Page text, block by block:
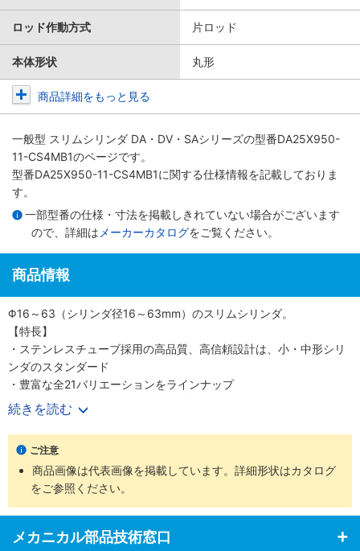
ロッド作動方式 片ロッド
本体形状 丸形
商品詳細をもっと見る
一般型 スリムシリンダ DA・DV・SAシリーズの型番DA25X950-
11-CS4MB1のページです。
型番DA25X950-11-CS4MB1に関する仕様情報を記載しておりま
す。
一部型番の仕様・寸法を掲載しきれていない場合がございます
ので、詳細は メーカーカタログをご覧ください。
商品情報
Φ16～63（シリンダ径16～63mm）のスリムシリンダ。
【特長】
・ステンレスチューブ採用の高品質、高信頼設計は、小・中形シリ
ンダのスタンダード
・豊富な全21バリエーションをラインナップ
・700mm/s（Φ50、 63（シリンダ径50、63mm）は500mm/s）
の高速作動に対応
・耐久性のあるピストンパッキンを採用
・センサスイッチの後付けが可能
・高い取付け精度と簡単な取付作業
【用途】
・あらゆる業界の空気圧機器や生産ラインに対応
続きを読む
ご注意
商品画像は代表画像を掲載しています。詳細形状はカタログ
をご参照ください。
メカニカル部品技術窓口